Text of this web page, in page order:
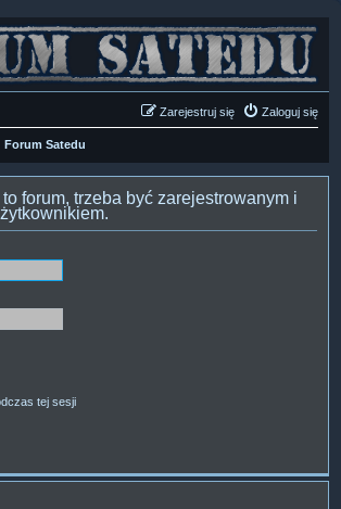
Zaloguj się
Zarejestruj się
Forum Satedu
forum, trzeba być zarejestrowanym i
tej sesji